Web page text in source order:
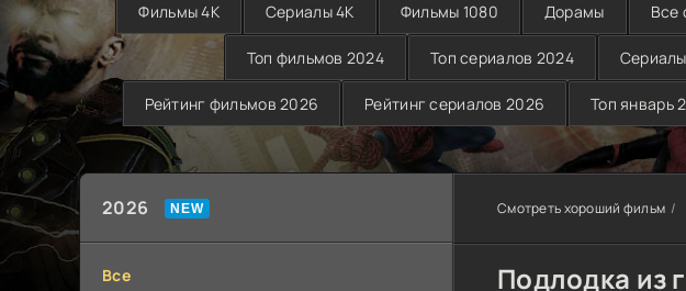
Фильмы 4K Сериалы 4K Фильмы 1080 Дорамы Все
Топ фильмов 2024 Топ сериалов 2024
Рейтинг фильмов 2026 Рейтинг сериалов 2026 Топ январь
2026
Все
Смотреть хороший фильм
Подлодка из